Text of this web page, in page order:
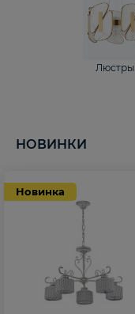
Люстры
НОВИНКИ
Новинка